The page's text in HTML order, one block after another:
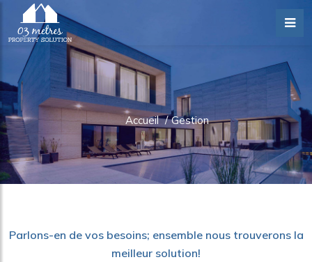
Accueil / Gestion
Parlons-en de vos besoins; ensemble nous trouverons la
meilleur solution!